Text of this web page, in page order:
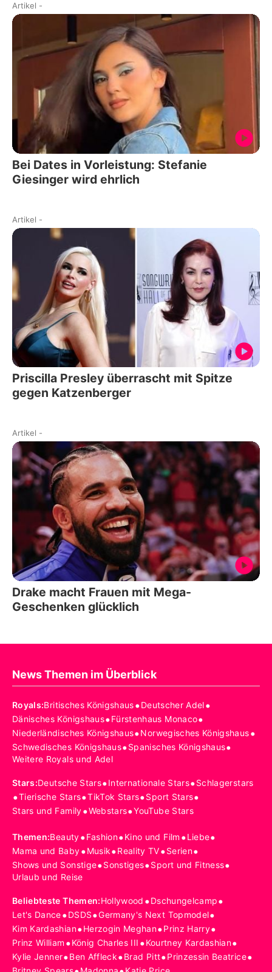
Artikel -
Bei Dates in Vorleistung: Stefanie
Giesinger wird ehrlich
Artikel -
Priscilla Presley überrascht mit Spitze
gegen Katzenberger
Artikel -
Drake macht Frauen mit Mega-
Geschenken glücklich
News Themen im Überblick
Royals:Britisches Königshaus•Deutscher Adel•
Dänisches Königshaus•Fürstenhaus Monaco•
Niederländisches Königshaus•Norwegisches Königshaus•
Schwedisches Königshaus•Spanisches Königshaus•
Weitere Royals und Adel
Stars:Deutsche Stars•Internationale Stars•Schlagerstars
•Tierische Stars•TikTok Stars•Sport Stars•
Stars und Family•Webstars•YouTube Stars
Themen:Beauty•Fashion•Kino und Film •Liebe•
Mama und Baby•Musik•Reality TV•Serien•
Shows und Sonstige•Sonstiges•Sport und Fitness•
Urlaub und Reise
Beliebteste Themen:Hollywood •Dschungelcamp•
Let's Dance•DSDS•Germany's Next Topmodel•
Kim Kardashian•Herzogin Meghan•Prinz Harry•
Prinz William •König Charles III •Kourtney Kardashian•
Kylie Jenner•Ben Affleck•Brad Pitt•Prinzessin Beatrice•